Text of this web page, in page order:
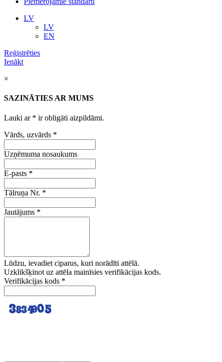
LV
LV
EN
Reģistrēties
Ienākt
×
SAZINĀTIES AR MUMS
Lauki ar * ir obligāti aizpildāmi.
Vārds, uzvārds *
Uzņēmuma nosaukums
E-pasts *
Tālruņa Nr. *
Jautājums *
Lūdzu, ievadiet ciparus, kuri norādīti attēlā.
Uzklikšķinot uz attēla mainīsies verifikācijas kods.
Verifikācijas kods *